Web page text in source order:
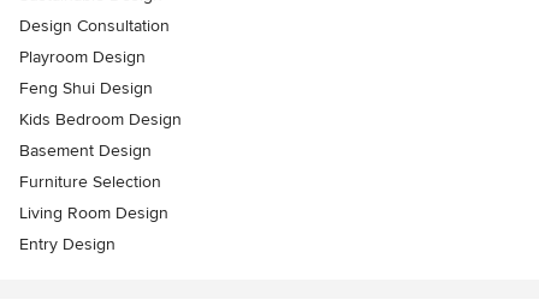
Design Consultation
Playroom Design
Feng Shui Design
Kids Bedroom Design
Basement Design
Furniture Selection
Living Room Design
Entry Design